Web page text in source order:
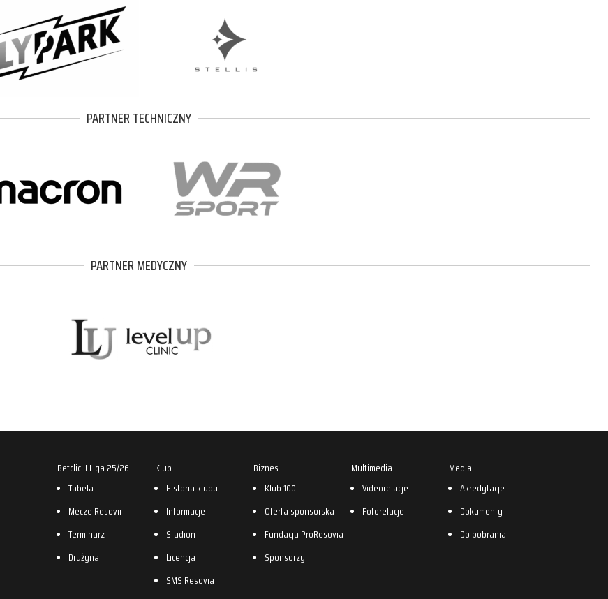
PARTNER TECHNICZNY
PARTNER MEDYCZNY
Betclic II Liga 25/26
Tabela
Mecze Resovii
Terminarz
Drużyna
Klub
Historia klubu
Informacje
Stadion
Licencja
SMS Resovia
Biznes
Klub 100
Oferta sponsorska
Fundacja ProResovia
Sponsorzy
Multimedia
Videorelacje
Fotorelacje
Media
Akredytacje
Dokumenty
Do pobrania